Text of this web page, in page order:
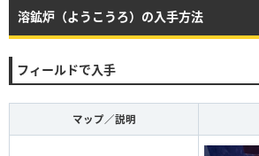
溶鉱炉（ようこうろ）の入手方法
フィールドで入手
マップ／説明